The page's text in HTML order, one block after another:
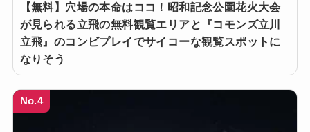
【無料】穴場の本命はココ！昭和記念公園花火大会
が見られる立飛の無料観覧エリアと『コモンズ立川
立飛』のコンビプレイでサイコーな観覧スポットに
なりそう
No.4